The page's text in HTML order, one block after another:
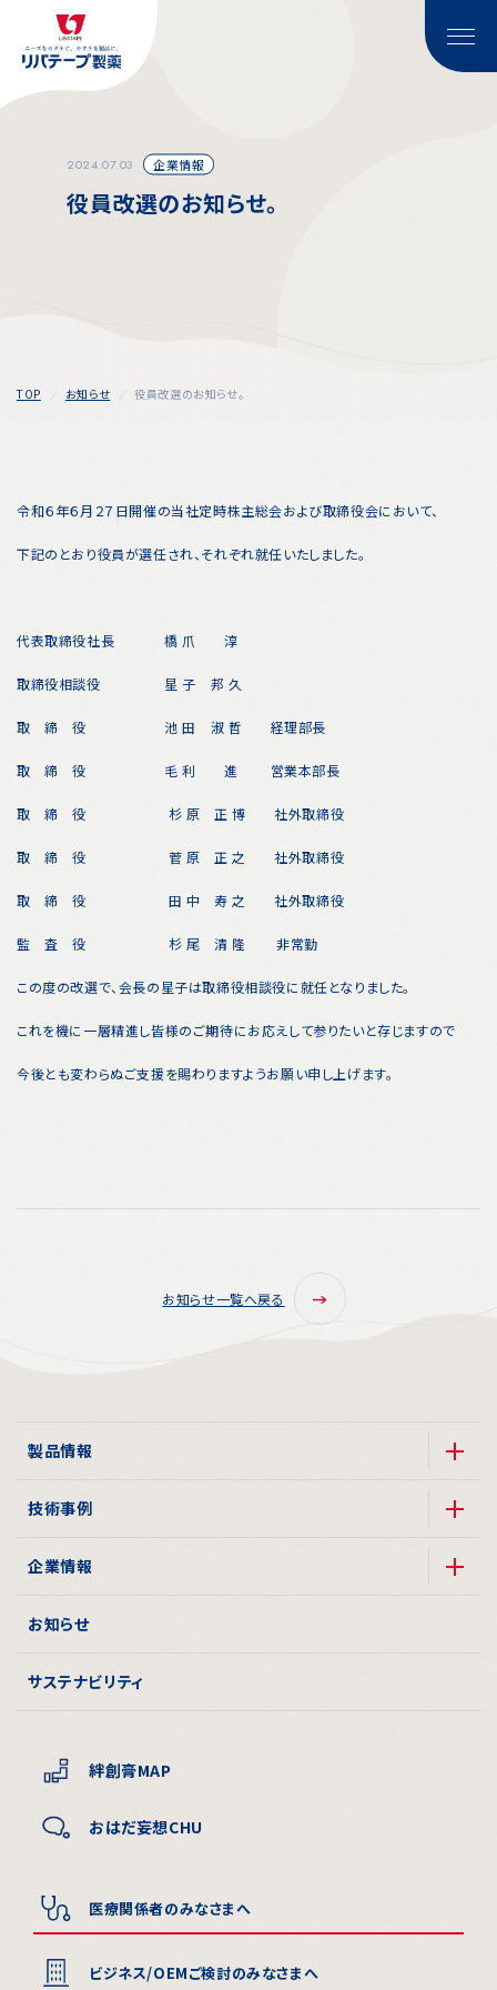
2024.07.03 企業情報
役員改選のお知らせ。
TOP お知らせ 役員改選のお知らせ。
令和６年６月２７日開催の当社定時株主総会および取締役会において、
下記のとおり役員が選任され、それぞれ就任いたしました。
代表取締役社長橋 爪 淳
取締役相談役 星 子 邦 久
取 締 役 池 田 淑 哲 経理部長
取 締 役 毛 利 進 営業本部長
取 締 役 杉 原 正 博 社外取締役
取 締 役 菅 原 正 之 社外取締役
取 締 役 田 中 寿 之 社外取締役
監 査 役 杉 尾 清 隆 非常勤
この度の改選で、会長の星子は取締役相談役に就任となりました。
これを機に一層精進し皆様のご期待にお応えして参りたいと存じますので
今後とも変わらぬご支援を賜わりますようお願い申し上げます。
お知らせ一覧へ戻る
製品情報
技術事例
企業情報
お知らせ
サステナビリティ
絆創膏MAP
おはだ妄想CHU
医療関係者のみなさまへ
ビジネス/OEMご検討のみなさまへ